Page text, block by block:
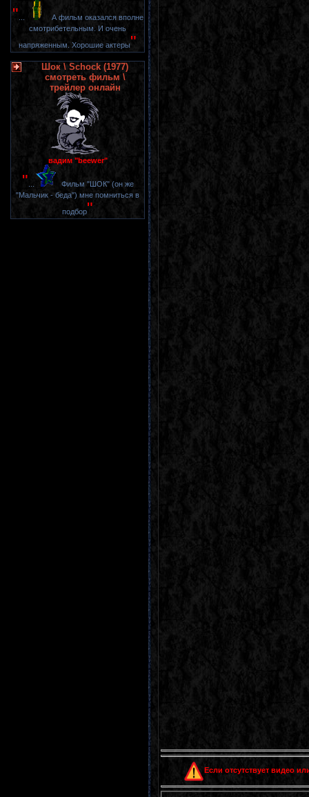
"
А фильм оказался вполне
смотрибетельным. И очень
напряженным. Хорошие актеры"
Шок \ Schock (1977)
смотреть фильм \
трейлер онлайн
вадим "beewer"
"
Фильм "ШОК" (он же
"Мальчик - беда") мне помниться в
подбор"
Если отсутствует видео